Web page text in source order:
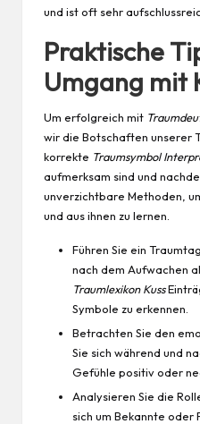
und ist oft sehr
Praktische
Umgang mit
Um erfolgreich mit
wir die Botschaften unserer
korrekte Traumsymbol
aufmerksam sind und
unverzichtbare Methoden,
und aus ihnen zu lernen.
Führen Sie ein
nach dem Aufwachen
Traumlexikon Kuss
Symbole zu erkennen.
Betrachten Sie den
Sie sich während und
Gefühle positiv oder
Analysieren Sie die
sich um Bekannte oder